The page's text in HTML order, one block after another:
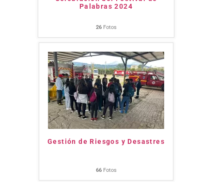
Palabras 2024
26Fotos
Gestión de Riesgos y Desastres
66Fotos